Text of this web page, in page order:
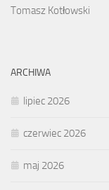
Tomasz Kotłowski
ARCHIWA
lipiec 2026
czerwiec 2026
maj 2026